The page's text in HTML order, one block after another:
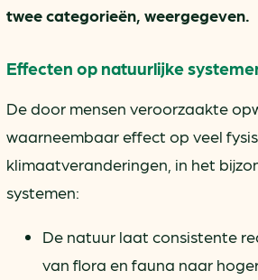
twee categorieën, weergegeven.
Effecten op natuurlijke
De door mensen veroorzaakte
waarneembaar effect op veel
klimaatveranderingen, in het
systemen:
De natuur laat consistente
van flora en fauna naar